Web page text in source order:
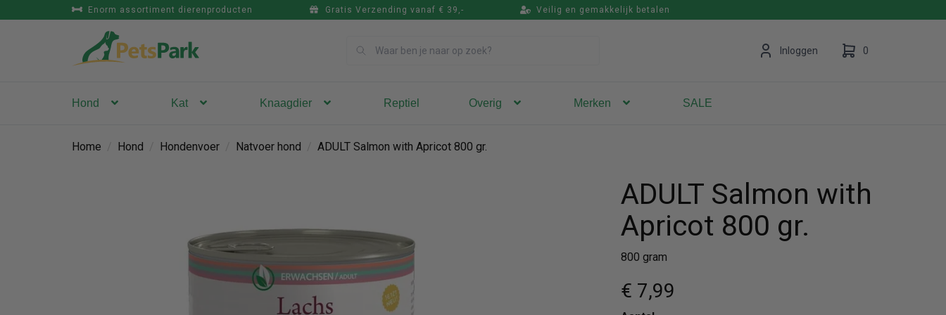
Enorm assortiment dierenproducten Gratis Verzending vanaf € 39,- Veilig en gemakkelijk betalen
Inloggen 0
Vul hem met producten.
Hond Kat Knaagdier Reptiel Overig Merken SALE
Home Hond Hondenvoer Natvoer hond ADULT Salmon with Apricot 800 gr.
ADULT Salmon with
Apricot 800 gr.
800 gram
€ 7,99